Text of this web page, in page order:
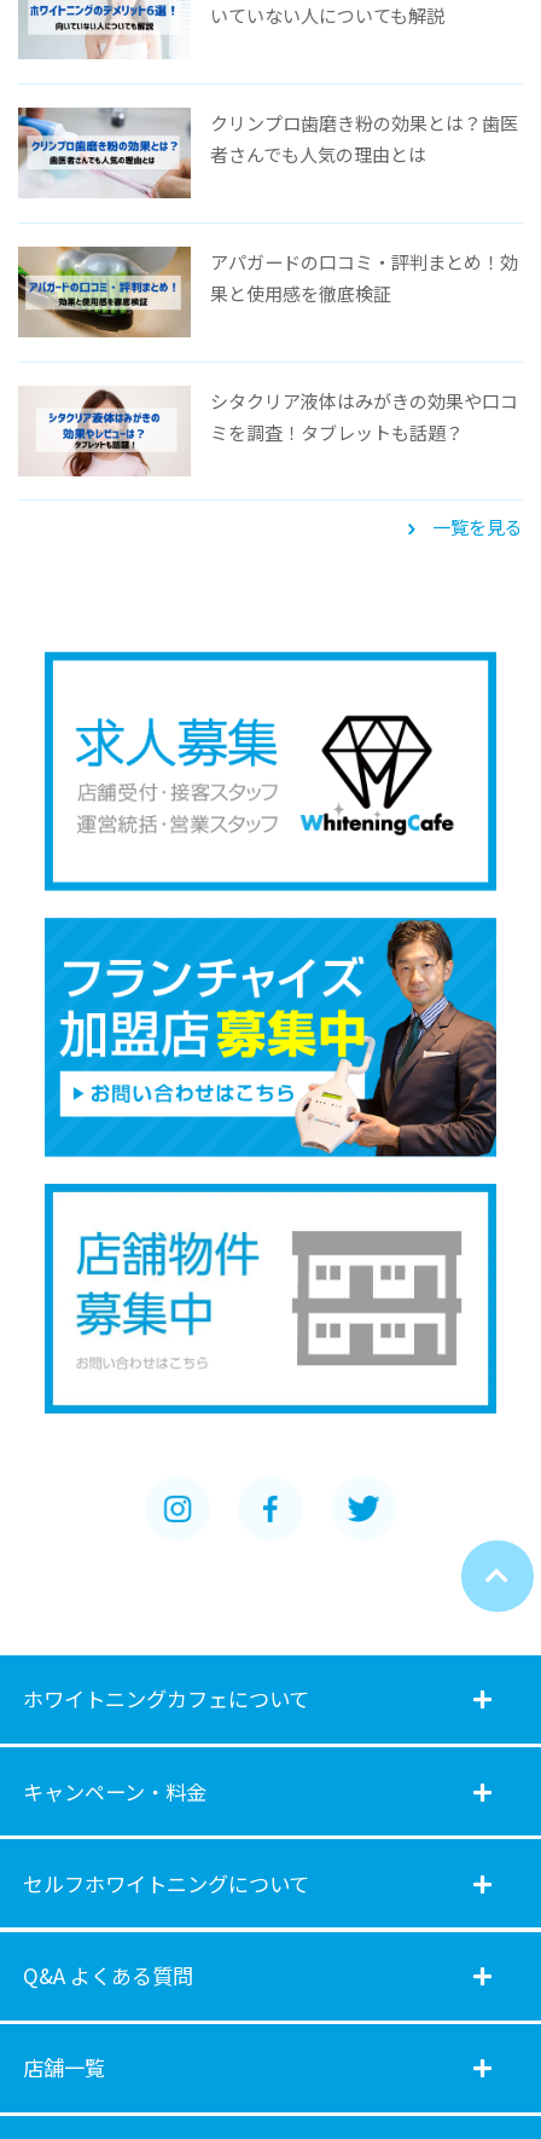
いていない人についても解説
クリンプロ歯磨き粉の効果とは？歯医
者さんでも人気の理由とは
アパガードの口コミ・評判まとめ！効
果と使用感を徹底検証
シタクリア液体はみがきの効果や口コ
ミを調査！タブレットも話題？
一覧を見る
ホワイトニングカフェについて
キャンペーン・料金
セルフホワイトニングについて
Q&A よくある質問
店舗一覧